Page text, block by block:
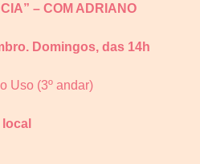
– COM ADRIANO
Domingos, das 14h
Uso (3º andar)